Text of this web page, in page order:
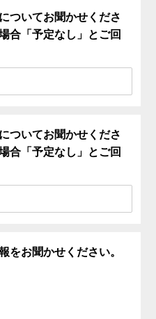
ついてお聞かせくださ
合「予定なし」とご回
ついてお聞かせくださ
合「予定なし」とご回
をお聞かせください。